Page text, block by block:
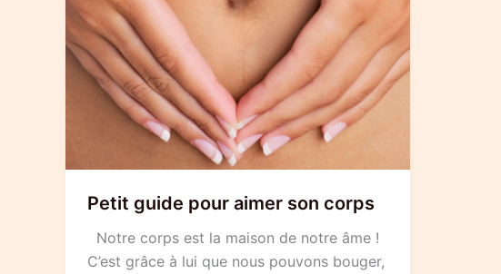
Petit guide pour aimer son corps
Notre corps est la maison de notre âme !
C’est grâce à lui que nous pouvons bouger,